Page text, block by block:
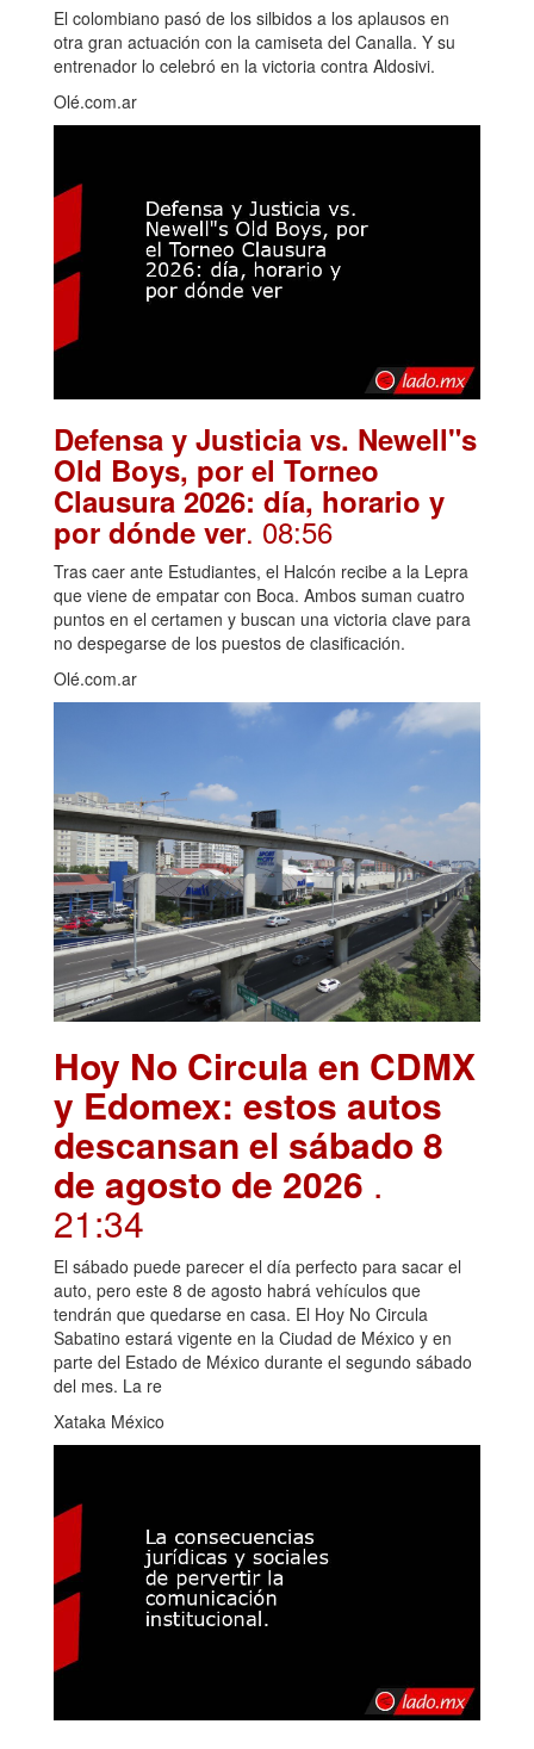
El colombiano pasó de los silbidos a los aplausos en
otra gran actuación con la camiseta del Canalla. Y su
entrenador lo celebró en la victoria contra Aldosivi.
Olé.com.ar
Defensa y Justicia vs. Newell"s
Old Boys, por el Torneo
Clausura 2026: día, horario y
por dónde ver. 08:56
Tras caer ante Estudiantes, el Halcón recibe a la Lepra
que viene de empatar con Boca. Ambos suman cuatro
puntos en el certamen y buscan una victoria clave para
no despegarse de los puestos de clasificación.
Olé.com.ar
Hoy No Circula en CDMX
y Edomex: estos autos
descansan el sábado 8
de agosto de 2026 .
21:34
El sábado puede parecer el día perfecto para sacar el
auto, pero este 8 de agosto habrá vehículos que
tendrán que quedarse en casa. El Hoy No Circula
Sabatino estará vigente en la Ciudad de México y en
parte del Estado de México durante el segundo sábado
del mes. La re
Xataka México